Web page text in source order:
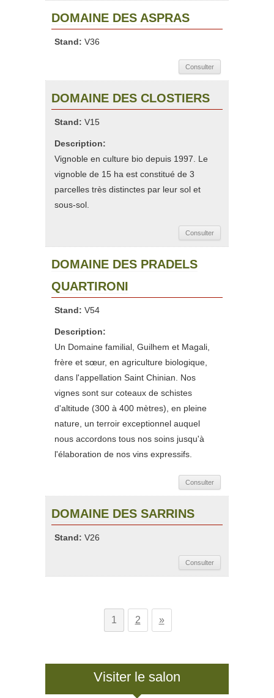
DOMAINE DES ASPRAS
Stand: V36
Consulter
DOMAINE DES CLOSTIERS
Stand: V15
Description:
Vignoble en culture bio depuis 1997. Le
vignoble de 15 ha est constitué de 3
parcelles très distinctes par leur sol et
sous-sol.
Consulter
DOMAINE DES PRADELS
QUARTIRONI
Stand: V54
Description:
Un Domaine familial, Guilhem et Magali,
frère et sœur, en agriculture biologique,
dans l'appellation Saint Chinian. Nos
vignes sont sur coteaux de schistes
d'altitude (300 à 400 mètres), en pleine
nature, un terroir exceptionnel auquel
nous accordons tous nos soins jusqu'à
l'élaboration de nos vins expressifs.
Consulter
DOMAINE DES SARRINS
Stand: V26
Consulter
1 2 »
Visiter le salon